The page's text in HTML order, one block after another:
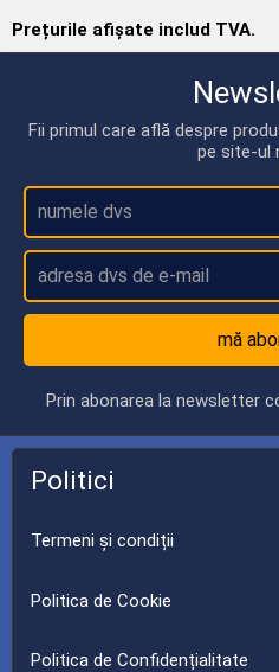
Prețurile afișate includ TVA.
Fii primul care află despre
pe site-ul
mă
Prin abonarea la newsletter
Politici
Termeni și condiții
Politica de Cookie
Politica de Confidențialitate